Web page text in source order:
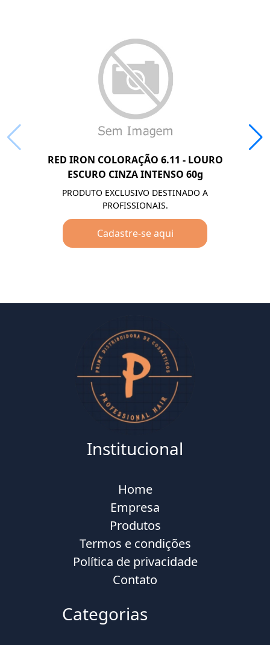
RED IRON COLORAÇÃO 6.11 - LOURO
ESCURO CINZA INTENSO 60g
PRODUTO EXCLUSIVO DESTINADO A
PROFISSIONAIS.
Cadastre-se aqui
Institucional
Home
Empresa
Produtos
Termos e condições
Política de privacidade
Contato
Categorias